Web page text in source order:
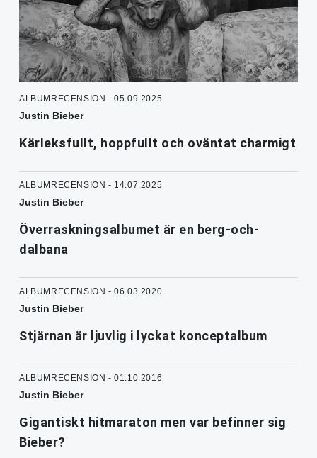
ALBUMRECENSION - 05.09.2025
Justin Bieber
Kärleksfullt, hoppfullt och oväntat charmigt
ALBUMRECENSION - 14.07.2025
Justin Bieber
Överraskningsalbumet är en berg-och-
dalbana
ALBUMRECENSION - 06.03.2020
Justin Bieber
Stjärnan är ljuvlig i lyckat konceptalbum
ALBUMRECENSION - 01.10.2016
Justin Bieber
Gigantiskt hitmaraton men var befinner sig
Bieber?